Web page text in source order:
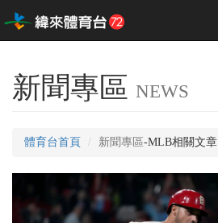
新聞專區 NEWS
體育台首頁 新聞專區-MLB相關文章